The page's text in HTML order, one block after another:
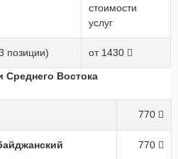
стоимости
услуг
позиции) от 1430
Среднего Востока
770
770